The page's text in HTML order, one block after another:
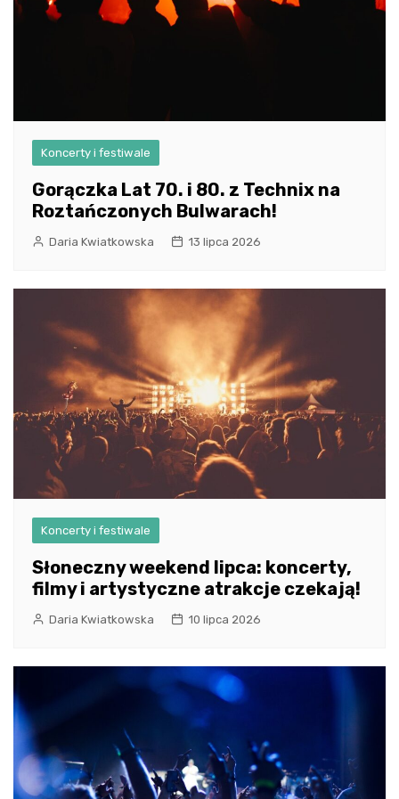
Koncerty i festiwale
Gorączka Lat 70. i 80. z Technix na
Roztańczonych Bulwarach!
Daria Kwiatkowska 13 lipca 2026
Koncerty i festiwale
Słoneczny weekend lipca: koncerty,
filmy i artystyczne atrakcje czekają!
Daria Kwiatkowska 10 lipca 2026